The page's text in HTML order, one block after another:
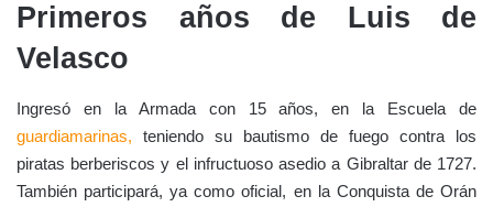
Primeros años de Luis de
Velasco
Ingresó en la Armada con 15 años, en la Escuela de
guardiamarinas, teniendo su bautismo de fuego contra los
piratas berberiscos y el infructuoso asedio a Gibraltar de 1727.
También participará, ya como oficial, en la Conquista de Orán